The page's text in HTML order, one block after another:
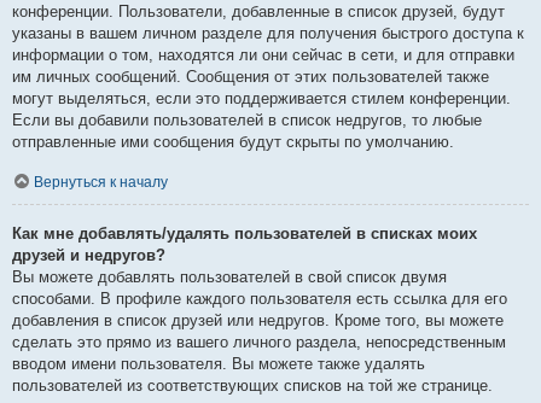
конференции. Пользователи, добавленные в список друзей, будут
указаны в вашем личном разделе для получения быстрого доступа к
информации о том, находятся ли они сейчас в сети, и для отправки
им личных сообщений. Сообщения от этих пользователей также
могут выделяться, если это поддерживается стилем конференции.
Если вы добавили пользователей в список недругов, то любые
отправленные ими сообщения будут скрыты по умолчанию.
Вернуться к началу
Как мне добавлять/удалять пользователей в списках моих
друзей и недругов?
Вы можете добавлять пользователей в свой список двумя
способами. В профиле каждого пользователя есть ссылка для его
добавления в список друзей или недругов. Кроме того, вы можете
сделать это прямо из вашего личного раздела, непосредственным
вводом имени пользователя. Вы можете также удалять
пользователей из соответствующих списков на той же странице.